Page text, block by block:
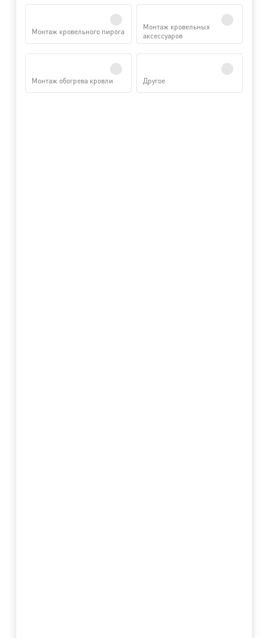
Монтаж кровельного пирога
Монтаж кровельных
аксессуаров
Монтаж обогрева кровли Другое